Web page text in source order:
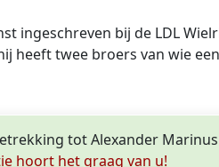
bij de LDL
heeft twee broers van wie
tot Alexander Marinus
hoort het graag van u!